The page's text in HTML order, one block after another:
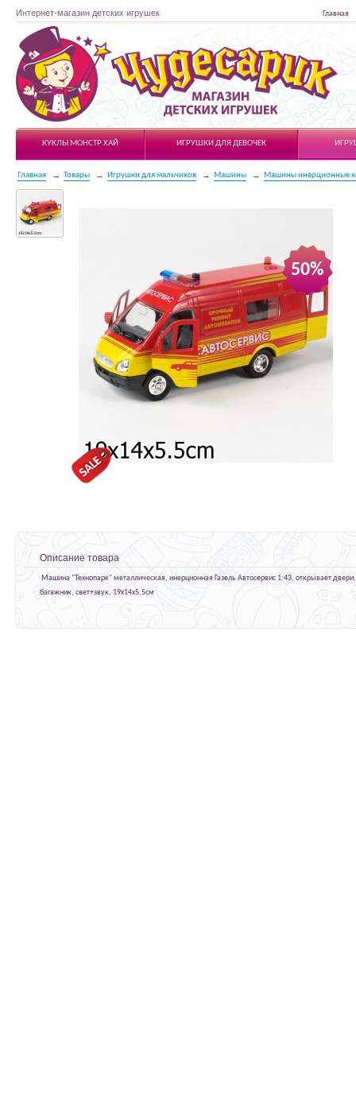
Интернет-магазин детских игрушек Главная
Чудесарик
КУКЛЫ МОНСТР ХАЙ
ИГРУШКИ ДЛЯ ДЕВОЧЕК
Главная Товары Игрушки для мальчиков Машины Машины инерционные
50%
Описание товара
Машина "Технопарк" металлическая, инерционная Газель Автосервис 1:43, открывает двери,
багажник, свет+звук, 19х14х5,5см